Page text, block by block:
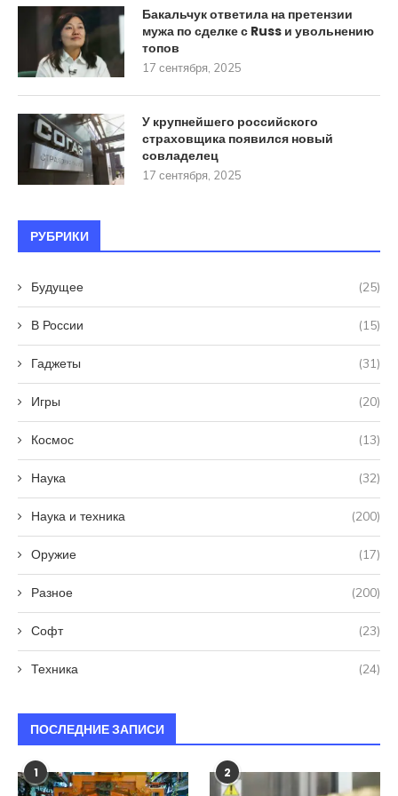
Бакальчук ответила на претензии
мужа по сделке с Russ и увольнению
топов
17 сентября, 2025
У крупнейшего российского
страховщика появился новый
совладелец
17 сентября, 2025
РУБРИКИ
Будущее (25)
В России (15)
Гаджеты (31)
Игры (20)
Космос (13)
Наука (32)
Наука и техника (200)
Оружие (17)
Разное (200)
Софт (23)
Техника (24)
ПОСЛЕДНИЕ ЗАПИСИ
1 2